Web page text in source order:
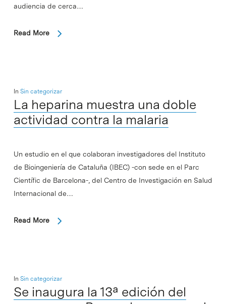
audiencia de cerca…
Read More
In Sin categorizar
La heparina muestra una doble
actividad contra la malaria
Un estudio en el que colaboran investigadores del Instituto
de Bioingeniería de Cataluña (IBEC) -con sede en el Parc
Científic de Barcelona-, del Centro de Investigación en Salud
Internacional de…
Read More
In Sin categorizar
Se inaugura la 13ª edición del